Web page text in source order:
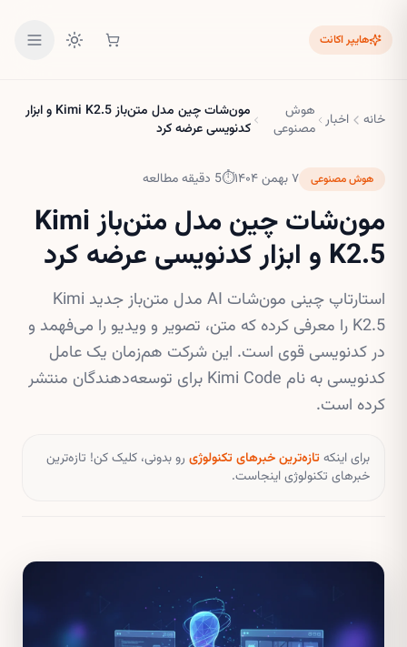
هایپر اکانت
خانه اخبار هوش
مصنوعی
مون‌شات چین مدل متن‌باز Kimi K2.5 و ابزار
کدنویسی عرضه کرد
هوش مصنوعی ۷ بهمن ۱۴۰۴ ⏱
5 دقیقه مطالعه
مون‌شات چین مدل متن‌باز Kimi
K2.5 و ابزار کدنویسی عرضه کرد
استارتاپ چینی مون‌شات AI مدل متن‌باز جدید Kimi
K2.5 را معرفی کرده که متن، تصویر و ویدیو را می‌فهمد و
در کدنویسی قوی است. این شرکت هم‌زمان یک عامل
کدنویسی به نام Kimi Code برای توسعه‌دهندگان منتشر
کرده است.
برای اینکهتازه‌ترین خبرهای تکنولوژی رو بدونی، کلیک کن! تازه‌ترین
خبرهای تکنولوژی اینجاست.